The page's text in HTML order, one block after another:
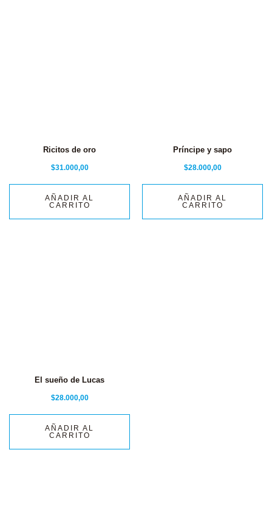
Ricitos de oro
$31.000,00
AÑADIR AL
CARRITO
Príncipe y sapo
$28.000,00
AÑADIR AL
CARRITO
El sueño de Lucas
$28.000,00
AÑADIR AL
CARRITO